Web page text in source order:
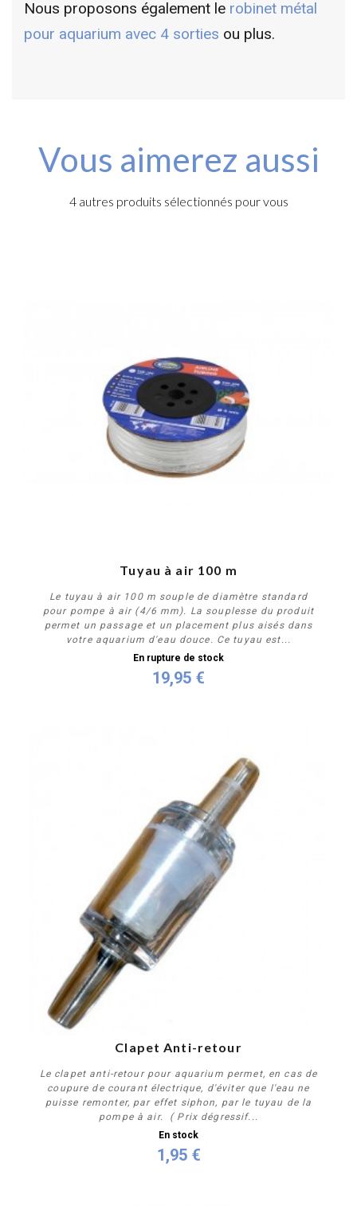
Nous proposons également le robinet métal
pour aquarium avec 4 sorties ou plus.
Vous aimerez aussi
4 autres produits sélectionnés pour vous
Tuyau à air 100 m
Le tuyau à air 100 m souple de diamètre standard
pour pompe à air (4/6 mm). La souplesse du produit
permet un passage et un placement plus aisés dans
votre aquarium d'eau douce. Ce tuyau est...
En rupture de stock
19,95 €
Clapet Anti-retour
Le clapet anti-retour pour aquarium permet, en cas de
coupure de courant électrique, d'éviter que l'eau ne
puisse remonter, par effet siphon, par le tuyau de la
pompe à air. ( Prix dégressif...
En stock
1,95 €